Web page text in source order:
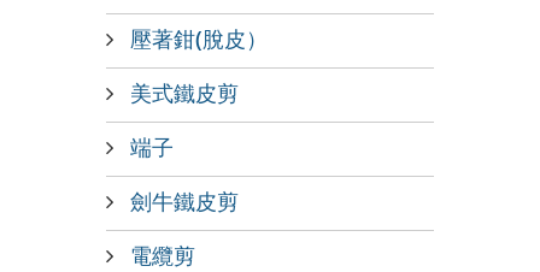
壓著鉗(脫皮）
美式鐵皮剪
端子
劍牛鐵皮剪
電纜剪